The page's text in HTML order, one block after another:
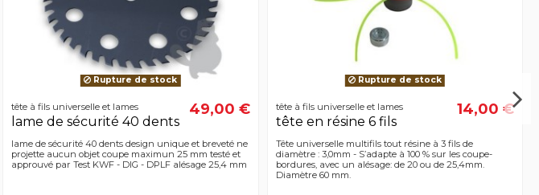
Rupture de stock
tête à fils universelle et lames
lame de sécurité 40 dents
49,00 €
lame de sécurité 40 dents design unique et breveté ne
projette aucun objet coupe maximun 25 mm testé et
approuvé par Test KWF - DIG - DPLF alésage 25,4 mm
Rupture de stock
tête à fils universelle et lames
tête en résine 6 fils
14,00 €
Tête universelle multifils tout résine à 3 fils de
diamètre : 3,0mm - S’adapte à 100 % sur les coupe-
bordures, avec un alésage: de 20 ou de 25,4mm.
Diamètre 60 mm.